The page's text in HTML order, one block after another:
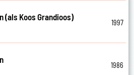
(als Koos Grandioos)
1997
1986